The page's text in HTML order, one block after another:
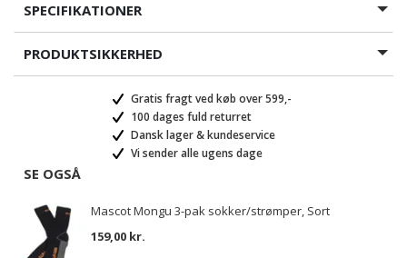
SPECIFIKATIONER
PRODUKTSIKKERHED
Gratis fragt ved køb over 599,-
100 dages fuld returret
Dansk lager & kundeservice
Vi sender alle ugens dage
SE OGSÅ
Mascot Mongu 3-pak sokker/strømper, Sort
159,00 kr.